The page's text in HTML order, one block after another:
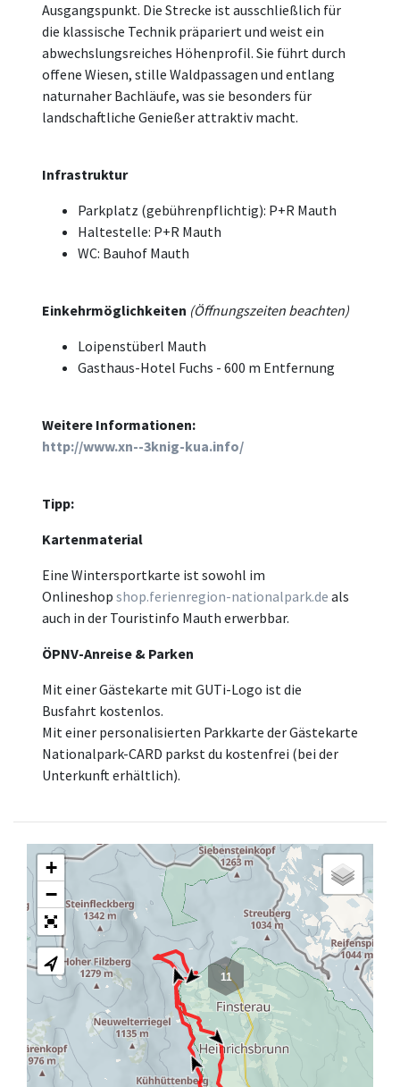
Ausgangspunkt. Die Strecke ist ausschließlich für
die klassische Technik präpariert und weist ein
abwechslungsreiches Höhenprofil. Sie führt durch
offene Wiesen, stille Waldpassagen und entlang
naturnaher Bachläufe, was sie besonders für
landschaftliche Genießer attraktiv macht.
Infrastruktur
Parkplatz (gebührenpflichtig): P+R Mauth
Haltestelle: P+R Mauth
WC: Bauhof Mauth
Einkehrmöglichkeiten (Öffnungszeiten beachten)
Loipenstüberl Mauth
Gasthaus-Hotel Fuchs - 600 m Entfernung
Weitere Informationen:
http://www.xn--3knig-kua.info/
Tipp:
Kartenmaterial
Eine Wintersportkarte ist sowohl im
Onlineshop shop.ferienregion-nationalpark.de als
auch in der Touristinfo Mauth erwerbbar.
ÖPNV-Anreise & Parken
Mit einer Gästekarte mit GUTi-Logo ist die
Busfahrt kostenlos.
Mit einer personalisierten Parkkarte der Gästekarte
Nationalpark-CARD parkst du kostenfrei (bei der
Unterkunft erhältlich).
11
+
−